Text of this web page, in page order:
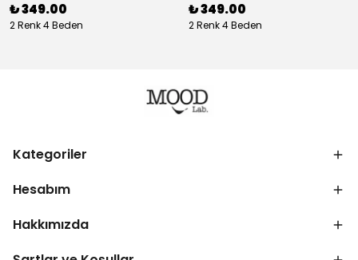
₺ 349.00
2 Renk 4 Beden
₺ 349.00
2 Renk 4 Beden
Kategoriler
Hesabım
Hakkımızda